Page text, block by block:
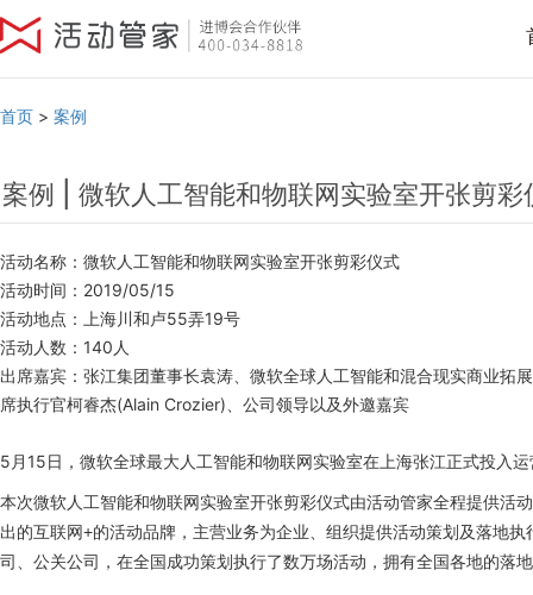
首页 > 案例
案例 | 微软人工智能和物联网实验室开张剪彩
活动名称：微软人工智能和物联网实验室开张剪彩仪式
活动时间：2019/05/15
活动地点：上海川和卢55弄19号
活动人数：140人
出席嘉宾：张江集团董事长袁涛、微软全球人工智能和混合现实商业拓
席执行官柯睿杰(Alain Crozier)、公司领导以及外邀嘉宾
5月15日，微软全球最大人工智能和物联网实验室在上海张江正式投入
本次微软人工智能和物联网实验室开张剪彩仪式由活动管家全程提供活
出的互联网+的活动品牌，主营业务为企业、组织提供活动策划及落地
司、公关公司，在全国成功策划执行了数万场活动，拥有全国各地的落